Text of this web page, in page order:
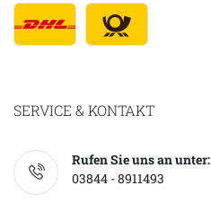
SERVICE & KONTAKT
Rufen Sie uns an unter:
03844 - 8911493